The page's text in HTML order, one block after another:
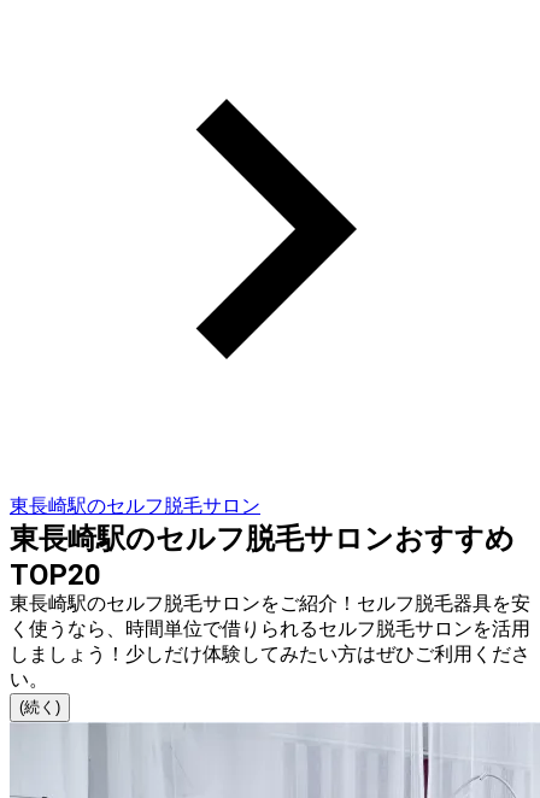
東長崎駅のセルフ脱毛サロン
東長崎駅のセルフ脱毛サロンおすすめ
TOP20
東長崎駅のセルフ脱毛サロンをご紹介！セルフ脱毛器具を安
く使うなら、時間単位で借りられるセルフ脱毛サロンを活用
しましょう！少しだけ体験してみたい方はぜひご利用くださ
い。
(続く)